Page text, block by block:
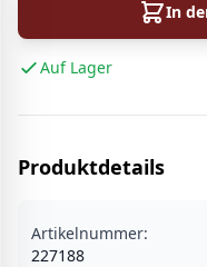
In
Auf Lager
Produktdetails
Artikelnummer:
227188